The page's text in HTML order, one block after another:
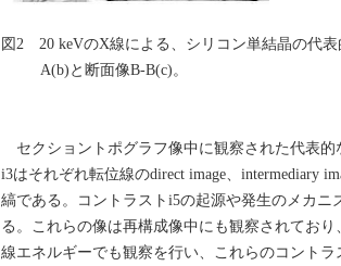
図2 20 keVのX線による、シリコン単結晶の代
A(b)と断面像B-B(c)。
セクショントポグラフ像中に観察された代表的
i3はそれぞれ転位線のdirect image、intermediary
縞である。コントラストi5の起源や発生のメカ
る。これらの像は再構成像中にも観察されてお
線エネルギーでも観察を行い、これらのコント